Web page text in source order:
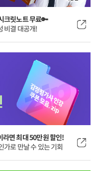
크릿노트 무료🔑
비결 대공개!
면 최대 50만원 할인!
가로 만날 수 있는 기회